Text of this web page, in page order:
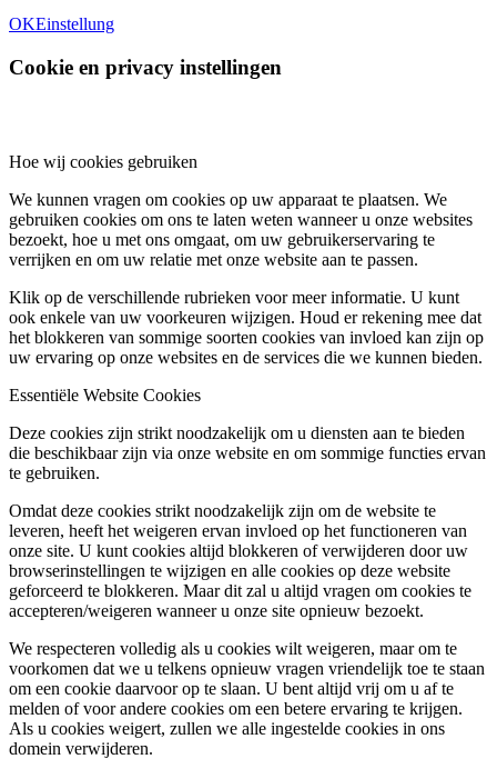
OKEinstellung
Cookie en privacy instellingen
Hoe wij cookies gebruiken
We kunnen vragen om cookies op uw apparaat te plaatsen. We
gebruiken cookies om ons te laten weten wanneer u onze websites
bezoekt, hoe u met ons omgaat, om uw gebruikerservaring te
verrijken en om uw relatie met onze website aan te passen.
Klik op de verschillende rubrieken voor meer informatie. U kunt
ook enkele van uw voorkeuren wijzigen. Houd er rekening mee dat
het blokkeren van sommige soorten cookies van invloed kan zijn op
uw ervaring op onze websites en de services die we kunnen bieden.
Essentiële Website Cookies
Deze cookies zijn strikt noodzakelijk om u diensten aan te bieden
die beschikbaar zijn via onze website en om sommige functies ervan
te gebruiken.
Omdat deze cookies strikt noodzakelijk zijn om de website te
leveren, heeft het weigeren ervan invloed op het functioneren van
onze site. U kunt cookies altijd blokkeren of verwijderen door uw
browserinstellingen te wijzigen en alle cookies op deze website
geforceerd te blokkeren. Maar dit zal u altijd vragen om cookies te
accepteren/weigeren wanneer u onze site opnieuw bezoekt.
We respecteren volledig als u cookies wilt weigeren, maar om te
voorkomen dat we u telkens opnieuw vragen vriendelijk toe te staan
om een cookie daarvoor op te slaan. U bent altijd vrij om u af te
melden of voor andere cookies om een betere ervaring te krijgen.
Als u cookies weigert, zullen we alle ingestelde cookies in ons
domein verwijderen.